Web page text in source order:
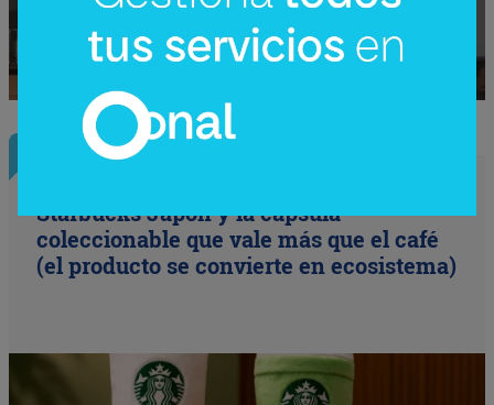
InfoNegocios Miami
Starbucks Japón y la cápsula
coleccionable que vale más que el café
(el producto se convierte en ecosistema)